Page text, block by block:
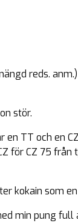
reds.
stör.
en TT och en
för CZ 75 från
kokain som
min pung